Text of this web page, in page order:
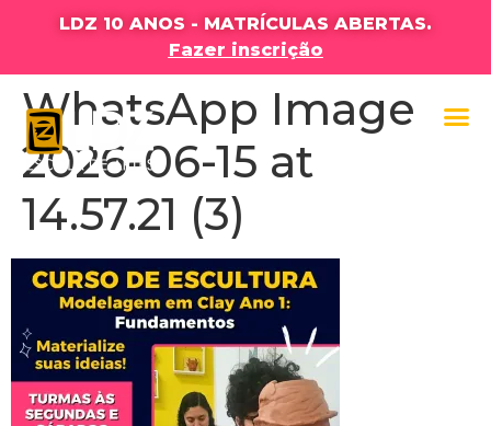
LDZ 10 ANOS - MATRÍCULAS ABERTAS.
Fazer inscrição
WhatsApp Image
2026-06-15 at
14.57.21 (3)